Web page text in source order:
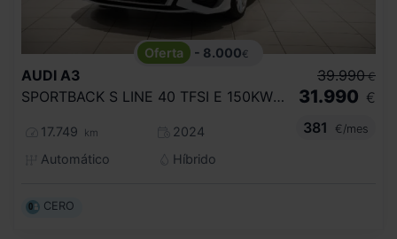
- 8.000€
AUDI A3
SPORTBACK S LINE 40 TFSI E 150KW S TRON
17.749 km
2024
Automático
Híbrido
39.990 €
31.990 €
381
€/mes
CERO